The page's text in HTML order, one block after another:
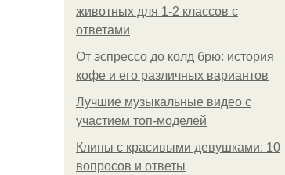
животных для 1-2 классов с
ответами
От эспрессо до колд брю: история
кофе и его различных вариантов
Лучшие музыкальные видео с
участием топ-моделей
Клипы с красивыми девушками: 10
вопросов и ответы